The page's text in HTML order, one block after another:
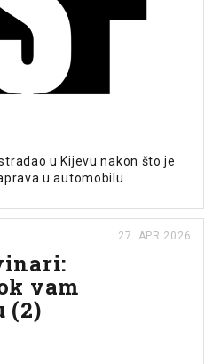
u Kijevu nakon što je
u automobilu.
27. APR 2026.
vam
(2)